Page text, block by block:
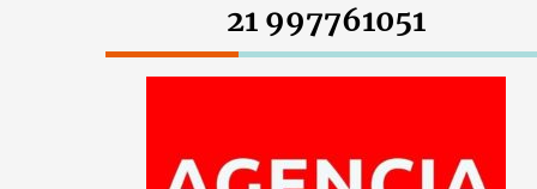
21 997761051